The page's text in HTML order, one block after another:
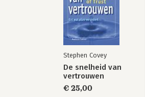
Stephen Covey
De snelheid van
vertrouwen
€ 25,00